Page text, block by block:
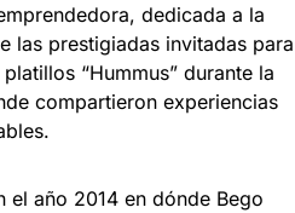
dedicada a la
las prestigiadas invitadas para
“Hummus” durante la
compartieron experiencias
el año 2014 en dónde Bego